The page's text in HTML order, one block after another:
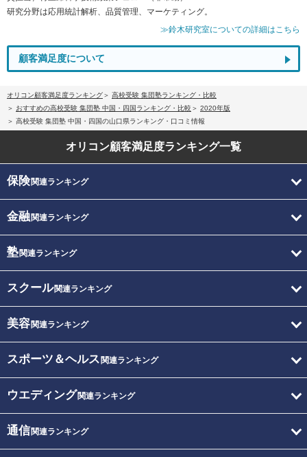
研究分野は応用統計解析、品質管理、マーケティング。
≫鈴木研究室についての詳細はこちら
顧客満足度について
オリコン顧客満足度ランキング
高校受験 集団塾ランキング・比較
おすすめの高校受験 集団塾 中国・四国ランキング・比較
2020年版
高校受験 集団塾 中国・四国の山口県ランキング・口コミ情報
オリコン顧客満足度ランキング一覧
保険関連ランキング
金融関連ランキング
塾関連ランキング
スクール関連ランキング
美容関連ランキング
スポーツ＆ヘルス 関連ランキング
ウエディング関連ランキング
通信関連ランキング